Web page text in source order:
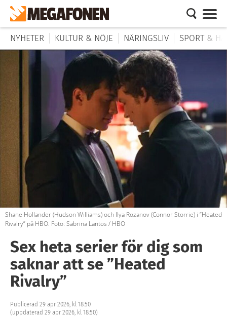
NYHETER KULTUR & NÖJE NÄRINGSLIV SPORT &
Shane Hollander (Hudson Williams) och Ilya Rozanov (Connor Storrie) i ”Heated
Rivalry” på HBO. Foto: Sabrina Lantos / HBO
Sex heta serier för dig som
saknar att se ”Heated
Rivalry”
Publicerad 29 apr 2026, kl 18:50
(uppdaterad 29 apr 2026, kl 18:50)